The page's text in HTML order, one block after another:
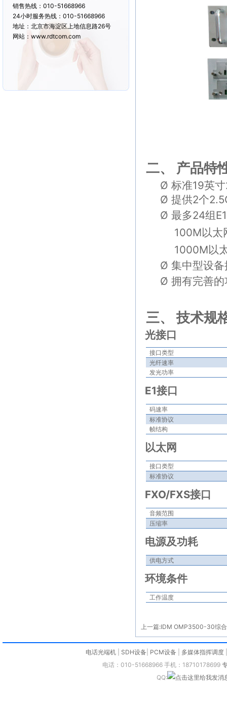
销售热线：010-51668966
24小时服务热线：010-51668966
地址：北京市海淀区上地信息路26号
网站：www.rdtcom.com
二、 产品特
Ø 标准19英
Ø 提供2个
Ø 最多24组
100M以太
1000M以
Ø 集中型设
Ø 拥有完善
三、技术规
光接口
接口类型
光纤速率
发光功率
E1接口
码速率
标准协议
帧结构
以太网
接口类型
标准协议
FXO/FXS接口
音频范围
压缩率
电源及功耗
供电方式
环境条件
工作温度
上一篇:IDM OMP3500-30综
电话光端机 SDH设备 PCM设备 多媒体指挥调度
电话：010-51668966 手机：18710178699
QQ: